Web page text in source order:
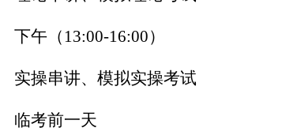
下午（ 13:00-16:00）
实操串讲、模拟实操考试
临考前一天